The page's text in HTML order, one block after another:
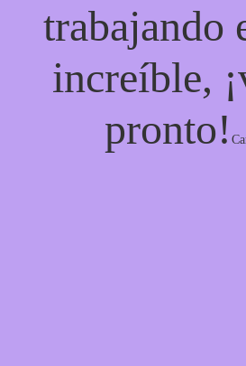
trabajando
increíble,
pronto!